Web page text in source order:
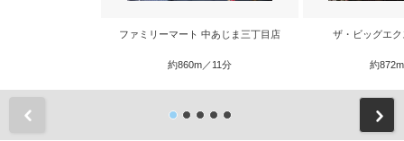
ファミリーマート 中あじま三丁目店
約860m／11分
ザ・ビッグエ
約